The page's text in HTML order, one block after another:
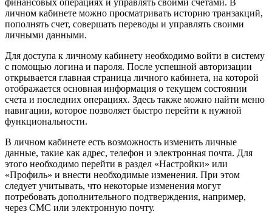
финансовых операциях и управлять своими счетами. В
личном кабинете можно просматривать историю транзакций,
пополнять счет, совершать переводы и управлять своими
личными данными.
Для доступа к личному кабинету необходимо войти в систему
с помощью логина и пароля. После успешной авторизации
открывается главная страница личного кабинета, на которой
отображается основная информация о текущем состоянии
счета и последних операциях. Здесь также можно найти меню
навигации, которое позволяет быстро перейти к нужной
функциональности.
В личном кабинете есть возможность изменить личные
данные, такие как адрес, телефон и электронная почта. Для
этого необходимо перейти в раздел «Настройки» или
«Профиль» и внести необходимые изменения. При этом
следует учитывать, что некоторые изменения могут
потребовать дополнительного подтверждения, например,
через СМС или электронную почту.